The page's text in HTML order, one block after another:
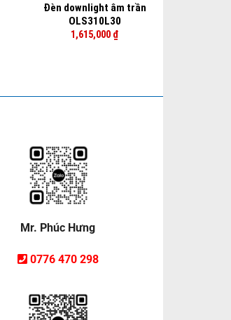
Đèn downlight âm trần
OLS310L30
1,615,000 ₫
Mr. Phúc Hưng
0776 470 298